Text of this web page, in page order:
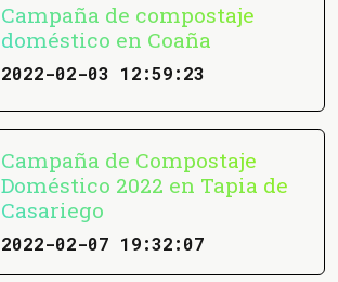
Campaña de compostaje
doméstico en Coaña
2022-02-03 12:59:23
Campaña de Compostaje
Doméstico 2022 en Tapia de
Casariego
2022-02-07 19:32:07